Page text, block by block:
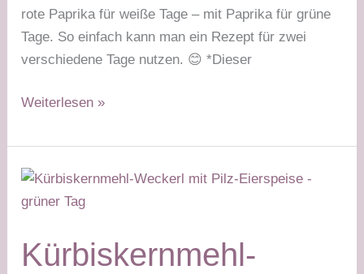
rote Paprika für weiße Tage – mit Paprika für grüne
Tage. So einfach kann man ein Rezept für zwei
verschiedene Tage nutzen. 😊 *Dieser
Fisch-
–
weißer
Tag
Tag
Weiterlesen »
Kürbiskernmehl-